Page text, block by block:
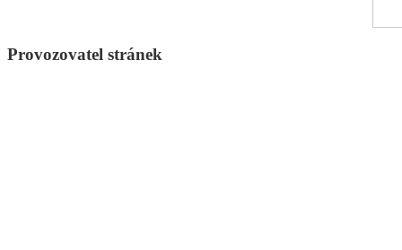
Provozovatel stránek